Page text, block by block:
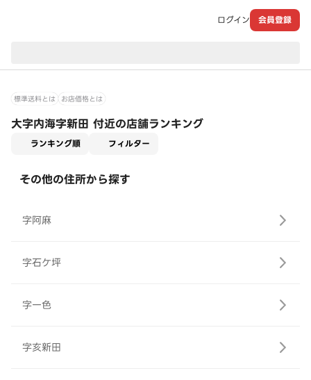
ログイン 会員登録
標準送料とは お店価格とは
大字内海字新田 付近の店舗ランキング
ランキング順 フィルター
その他の住所から探す
字阿麻
字石ケ坪
字一色
字亥新田